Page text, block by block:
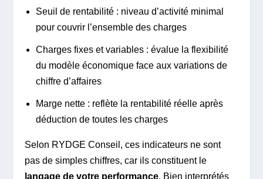
Seuil de rentabilité : niveau d’activité minimal
pour couvrir l’ensemble des charges
Charges fixes et variables : évalue la flexibilité
du modèle économique face aux variations de
chiffre d’affaires
Marge nette : reflète la rentabilité réelle après
déduction de toutes les charges
Selon RYDGE Conseil, ces indicateurs ne sont
pas de simples chiffres, car ils constituent le
langage de votre performance. Bien interprétés